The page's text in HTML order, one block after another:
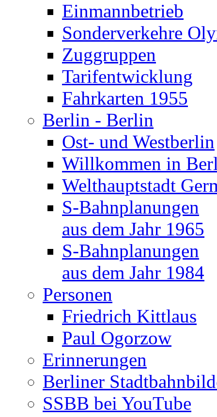
Einmannbetrieb
Sonderverkehre
Zuggruppen
Tarifentwicklung
Fahrkarten 1955
Berlin - Berlin
Ost- und Westberlin
Willkommen in
Welthauptstadt
S-Bahnplanungen
aus dem Jahr 1965
S-Bahnplanungen
aus dem Jahr 1984
Personen
Friedrich Kittlaus
Paul Ogorzow
Erinnerungen
Berliner
SSBB bei YouTube